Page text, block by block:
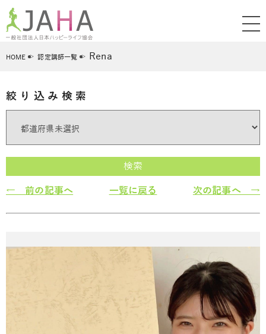
HOME 認定講師一覧 Rena
絞り込み検索
検索
← 前の記事へ 一覧に戻る 次の記事へ →